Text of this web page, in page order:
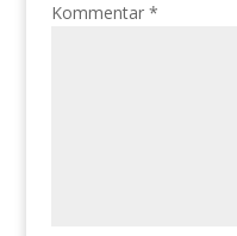
Kommentar *